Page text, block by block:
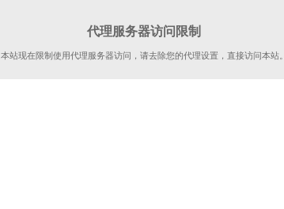
代理服务器访问限制
本站现在限制使用代理服务器访问，请去除您的代理设置，直接访问本站。